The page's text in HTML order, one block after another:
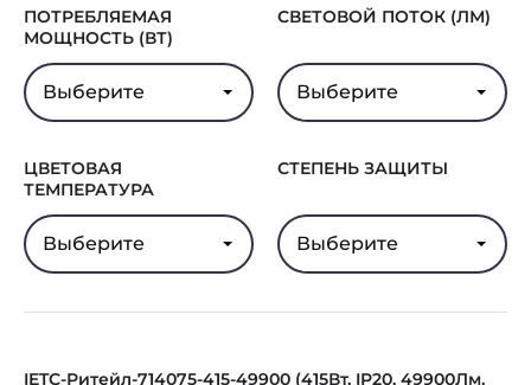
ПОТРЕБЛЯЕМАЯ
МОЩНОСТЬ (ВТ)
Выберите
СВЕТОВОЙ ПОТОК (ЛМ)
Выберите
ЦВЕТОВАЯ
ТЕМПЕРАТУРА
Выберите
СТЕПЕНЬ ЗАЩИТЫ
Выберите
IETC-Ритейл-714075-415-49900 (415Вт, IP20, 49900Лм,